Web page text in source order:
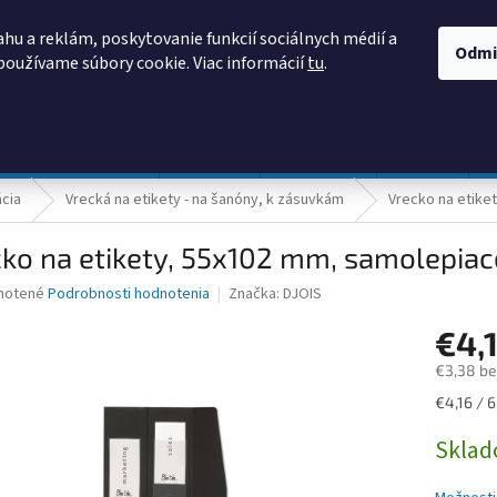
a reklám, poskytovanie funkcií sociálnych médií a
súbory cookie. Viac informáciítu.
Vrecká na etikety - na šanóny, k zásuvkám Vrecko na
na etikety, 55x102 mm,
Podrobnosti hodnotenia Značka: DJOIS
€3,38
€4,16 /